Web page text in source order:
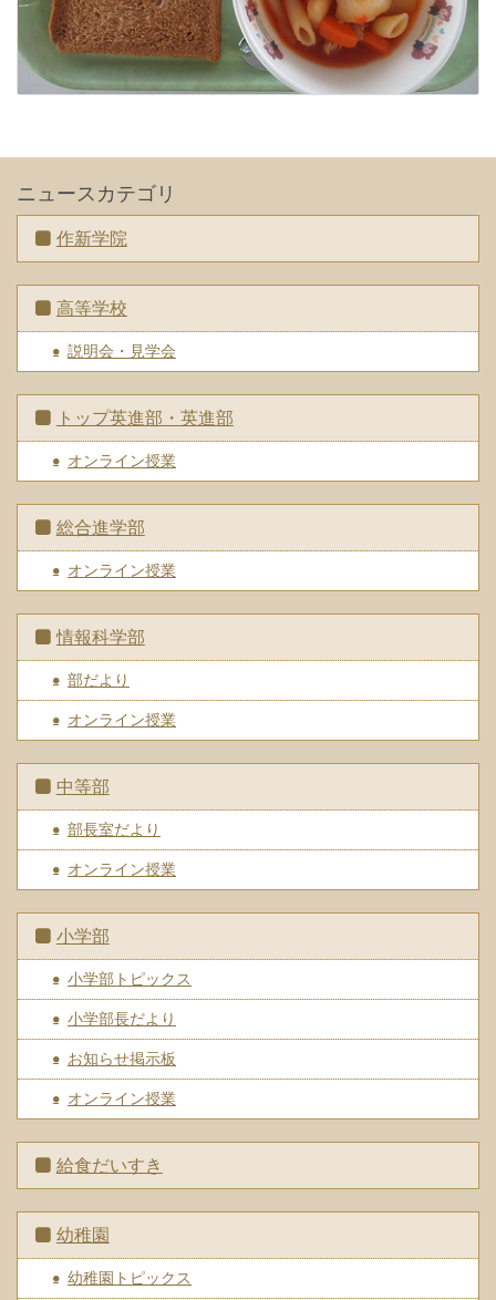
ニュースカテゴリ
作新学院
高等学校
説明会・見学会
トップ英進部・英進部
オンライン授業
総合進学部
オンライン授業
情報科学部
部だより
オンライン授業
中等部
部長室だより
オンライン授業
小学部
小学部トピックス
小学部長だより
お知らせ掲示板
オンライン授業
給食だいすき
幼稚園
幼稚園トピックス